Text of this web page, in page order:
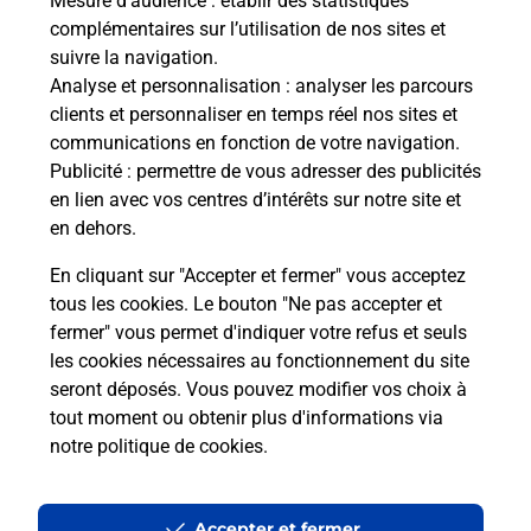
complémentaires sur l’utilisation de nos sites et
suivre la navigation.
Analyse et personnalisation : analyser les parcours
clients et personnaliser en temps réel nos sites et
communications en fonction de votre navigation.
Publicité : permettre de vous adresser des publicités
en lien avec vos centres d’intérêts sur notre site et
en dehors.
En cliquant sur "Accepter et fermer" vous acceptez
tous les cookies. Le bouton "Ne pas accepter et
fermer" vous permet d'indiquer votre refus et seuls
les cookies nécessaires au fonctionnement du site
seront déposés. Vous pouvez modifier vos choix à
tout moment ou obtenir plus d'informations via
notre politique de cookies.
Vous cherchez à passer votre permis bateau à
Morlaas (64160) ? Découvrez l'offre proposée par
La Poste.
En savoir plus
Je réserve ma session
Pyrénées Atlantiques
MORLAAS
Accessibilité : partiellement conforme